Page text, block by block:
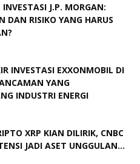
J.P. MORGAN:
DAN RISIKO YANG HARUS
INVESTASI EXXONMOBIL DI
YANG
INDUSTRI ENERGI
XRP KIAN DILIRIK, CNBC
JADI ASET UNGGULAN...